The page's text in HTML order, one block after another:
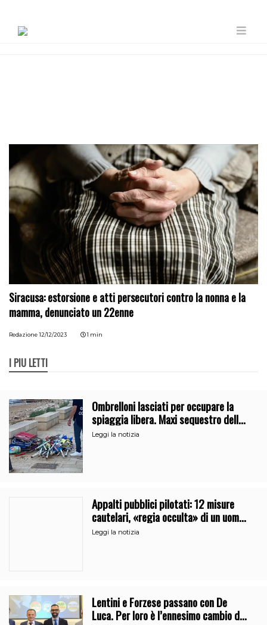
Siracusa: estorsione e atti persecutori contro la nonna e la
mamma, denunciato un 22enne
Redazione 12/12/2023 1 min
I PIÙ LETTI
Ombrelloni lasciati per occupare la
spiaggia libera. Maxi sequestro della
Guardia Costiera
Leggi la notizia
Appalti pubblici pilotati: 12 misure
cautelari, «regia occulta» di un uomo
vicino al clan
Leggi la notizia
Lentini e Forzese passano con De
Luca. Per loro è l’ennesimo cambio di